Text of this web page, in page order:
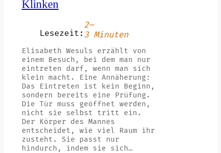
Klinken
Lesezeit:
2–
3 Minuten
Elisabeth Wesuls erzählt von
einem Besuch, bei dem man nur
eintreten darf, wenn man sich
klein macht. Eine Annäherung:
Das Eintreten ist kein Beginn,
sondern bereits eine Prüfung.
Die Tür muss geöffnet werden,
nicht sie selbst tritt ein.
Der Körper des Mannes
entscheidet, wie viel Raum ihr
zusteht. Sie passt nur
hindurch, indem sie sich…